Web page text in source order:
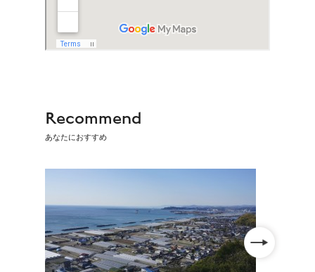
Recommend
あなたにおすすめ